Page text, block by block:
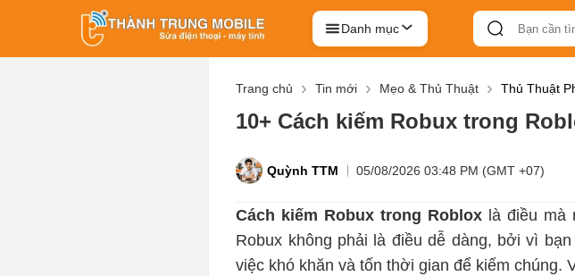
Danh mục
Trang chủ Tin mới Mẹo & Thủ Thuật Thủ Thuật
10+ Cách kiếm Robux trong
Quỳnh TTM 05/08/2026 03:48 PM (GMT +07)
Cách kiếm Robux trong Roblox là điều
Robux không phải là điều dễ dàng, bởi vì
việc khó khăn và tốn thời gian để kiếm chúng.